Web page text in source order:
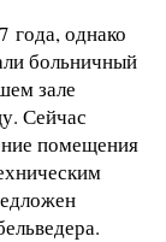
года, однако
больничный
зале
Сейчас
помещения